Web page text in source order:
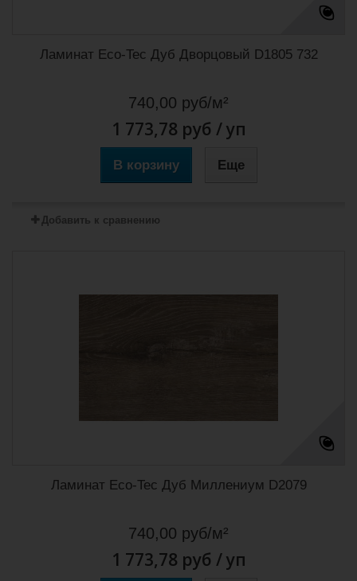
Ламинат Eco-Tec Дуб Дворцовый D1805 732
740,00 руб/м²
1 773,78 руб / уп
В корзину Еще
Добавить к сравнению
Ламинат Eco-Tec Дуб Миллениум D2079
740,00 руб/м²
1 773,78 руб / уп